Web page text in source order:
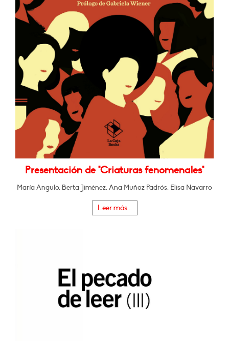
Presentación de "Criaturas fenomenales"
María Angulo, Berta Jiménez, Ana Muñoz Padrós, Elisa Navarro
Leer más...